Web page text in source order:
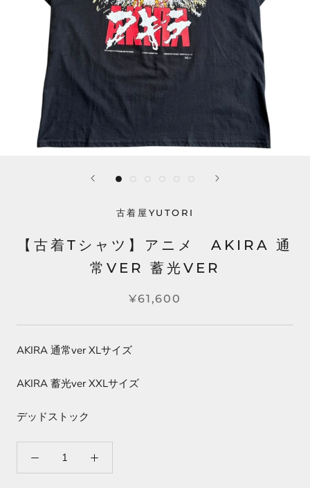
古着屋YUTORI
【古着Tシャツ】アニメ AKIRA 通
常VER 蓄光VER
¥61,600
AKIRA 通常ver XLサイズ
AKIRA 蓄光ver XXLサイズ
デッドストック